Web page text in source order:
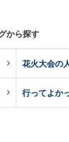
から探す
花火大会の
行ってよか